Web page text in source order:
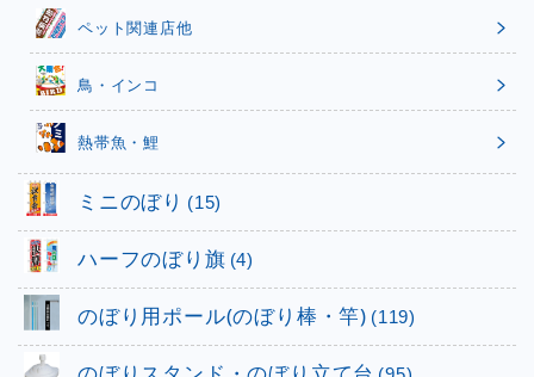
ペット関連店他
鳥・インコ
熱帯魚・鯉
ミニのぼり (15)
ハーフのぼり旗 (4)
のぼり用ポール(のぼり棒・竿) (119)